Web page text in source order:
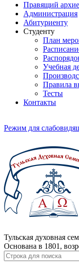
Правящий
Администрация
Абитуриенту
Студенту
План
Учебная
Правила
Тесты
Контакты
Режим для
Тульская духовная
Основана в 1801,